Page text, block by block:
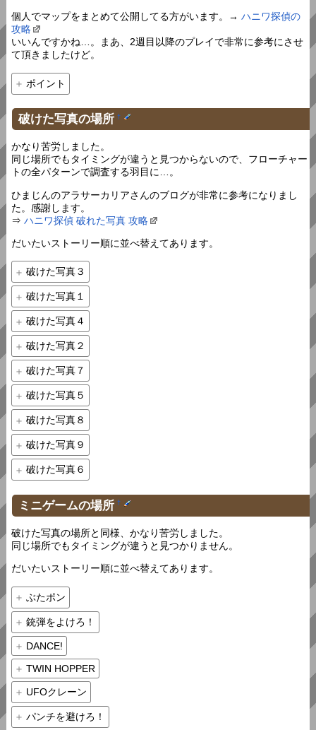
個人でマップをまとめて公開してる方がいます。→ハニワ探偵の
攻略
いいんですかね…。まあ、2週目以降のプレイで非常に参考にさせ
て頂きましたけど。
ポイント
破けた写真の場所 †
かなり苦労しました。
同じ場所でもタイミングが違うと見つからないので、フローチャー
トの全パターンで調査する羽目に…。
ひまじんのアラサーカリアさんのブログが非常に参考になりまし
た。感謝します。
⇒ハニワ探偵 破れた写真 攻略
だいたいストーリー順に並べ替えてあります。
破けた写真３
破けた写真１
破けた写真４
破けた写真２
破けた写真７
破けた写真５
破けた写真８
破けた写真９
破けた写真６
ミニゲームの場所 †
破けた写真の場所と同様、かなり苦労しました。
同じ場所でもタイミングが違うと見つかりません。
だいたいストーリー順に並べ替えてあります。
ぶたポン
銃弾をよけろ！
DANCE!
TWIN HOPPER
UFOクレーン
パンチを避けろ！